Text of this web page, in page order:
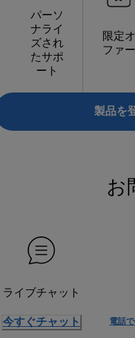
パーソ
ナライ
ズされ
たサポ
ート
限定オ
ファー
製品を
お
ライブチャット
今すぐチャット 電話